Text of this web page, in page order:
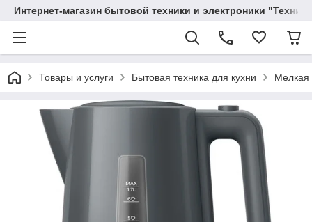
Интернет-магазин бытовой техники и электроники
Товары и услуги Бытовая техника для кухни Мелкая